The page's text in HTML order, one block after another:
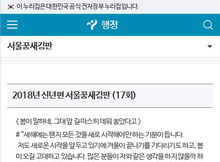
이 누리집은 대한민국 공식 전자정부 누리집입니다.
행정
서울꿈새김판
2018년 신년편 서울꿈새김판 (17회)
< 봄이 말하네, 그대 앞 길 따스히 데워 놓았다고 >
# “새해에는 왠지 모든 것을 새로 시작해야만 하는 기분이 듭니다.
저도 새로운 시작을 앞두고 있기에 겨울이 끝나기를 기다리기도 하고, 봄
이 오길 고대하고 있습니다. 많은 분들이 저와 같은 생각을 하지 않을까 하